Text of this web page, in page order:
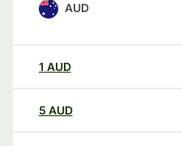
AUD
1 AUD
5 AUD